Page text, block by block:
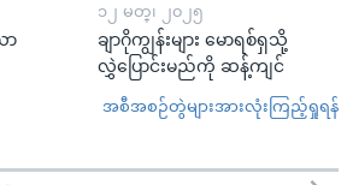
ာ
၁၂ မတ္၊ ၂၀၂၅
ချာဂိုကျွန်းများ မောရစ်ရှသို့
လွှဲပြောင်းမည်ကို ဆန့်ကျင်
အစီအစဉ်တွဲများအားလုံးကြည့်ရှုရန်